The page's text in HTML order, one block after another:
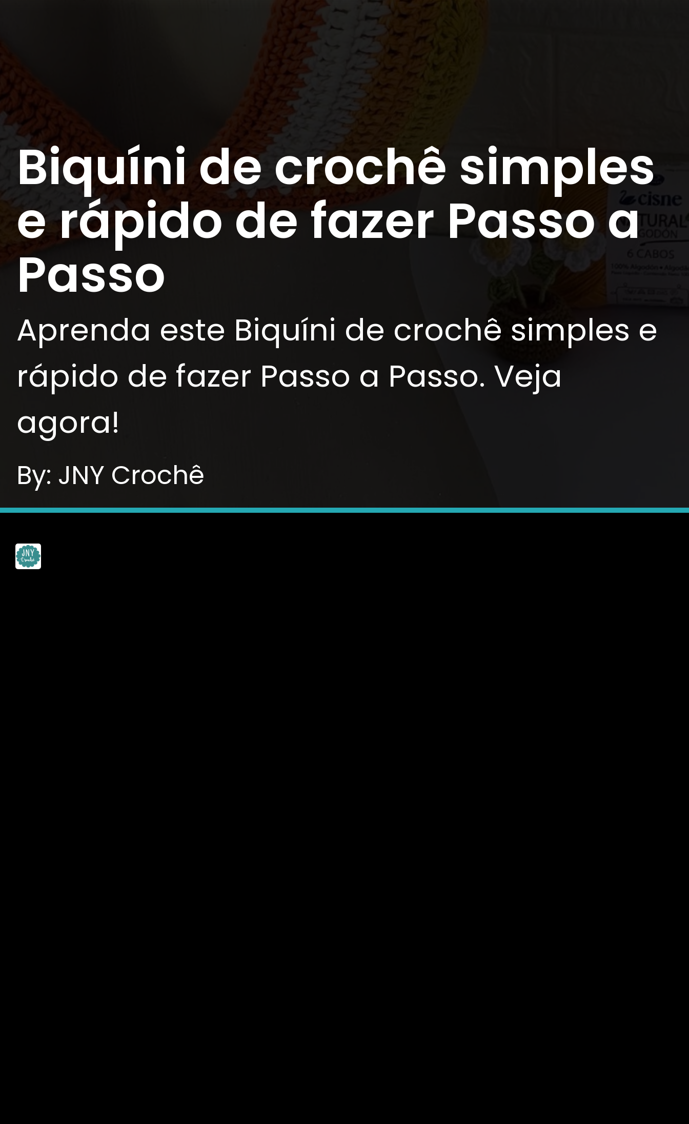
Biquíni de crochê simples
e rápido de fazer Passo a
Passo
Aprenda este Biquíni de crochê simples e
rápido de fazer Passo a Passo. Veja
agora!
By: JNY Crochê